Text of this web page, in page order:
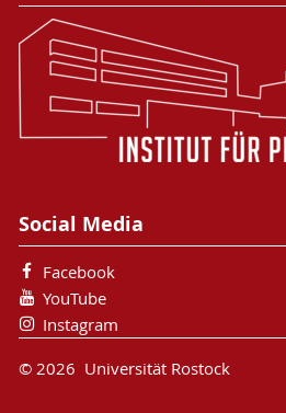
Social Media
Facebook
YouTube
Instagram
© 2026 Universität Rostock